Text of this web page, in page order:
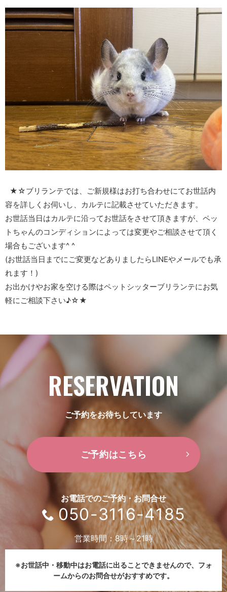
★☆ブリランテでは、ご新規様はお打ち合わせにてお世話内
容を詳しくお伺いし、カルテに記載させていただきます。
お世話当日はカルテに沿ってお世話をさせて頂きますが、ペッ
トちゃんのコンディションによっては変更やご相談させて頂く
場合もございます^ ^
(お世話当日までにご変更などありましたらLINEやメールでも承
れます！)
お出かけやお家を空ける際はペットシッターブリランテにお気
軽にご相談下さい♪☆★
RESERVATION
ご予約をお待ちしています
ご予約はこちら
お電話でのご予約・お問合せ
050-3116-4185
営業時間：8時～21時
※お世話中・移動中はお電話に出ることできませんので、 フォ
ームからのお問合せがおすすめです。